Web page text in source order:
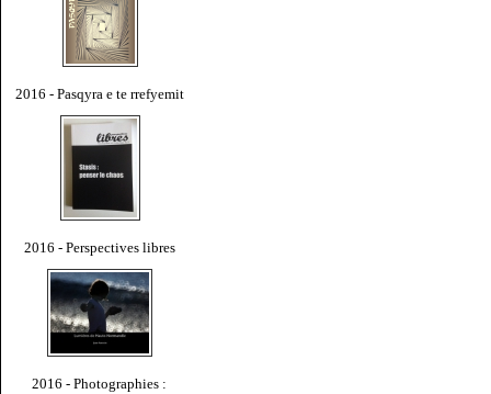
2016 - Pasqyra e te rrefyemit
2016 - Perspectives libres
2016 - Photographies :